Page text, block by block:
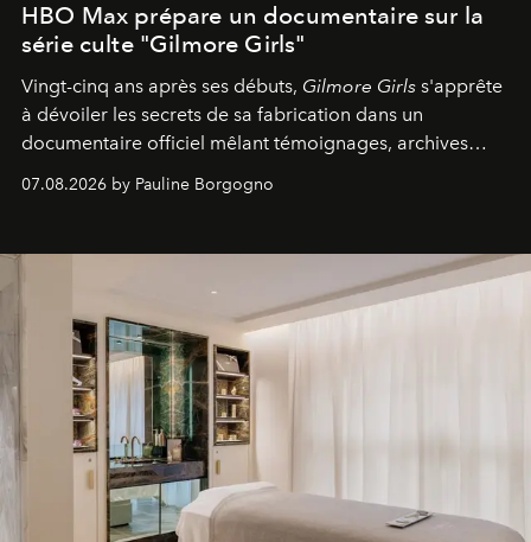
HBO Max prépare un documentaire sur la
série culte "Gilmore Girls"
Vingt-cinq ans après ses débuts, Gilmore Girls s'apprête
à dévoiler les secrets de sa fabrication dans un
documentaire officiel mêlant témoignages, archives
inédites et plongée dans les coulisses d'un phénomène
générationnel.
07.08.2026 by Pauline Borgogno